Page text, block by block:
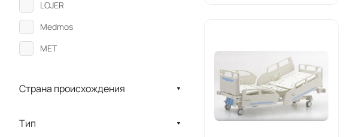
LOJER
Medmos
MET
PARDO
Страна происхождения
Тип